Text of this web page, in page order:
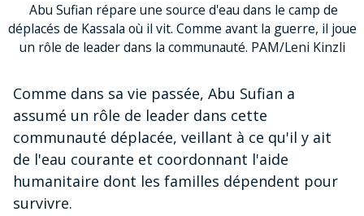
Abu Sufian répare une source d'eau dans le camp de
déplacés de Kassala où il vit. Comme avant la guerre, il joue
un rôle de leader dans la communauté. PAM/Leni Kinzli
Comme dans sa vie passée, Abu Sufian a
assumé un rôle de leader dans cette
communauté déplacée, veillant à ce qu'il y ait
de l'eau courante et coordonnant l'aide
humanitaire dont les familles dépendent pour
survivre.